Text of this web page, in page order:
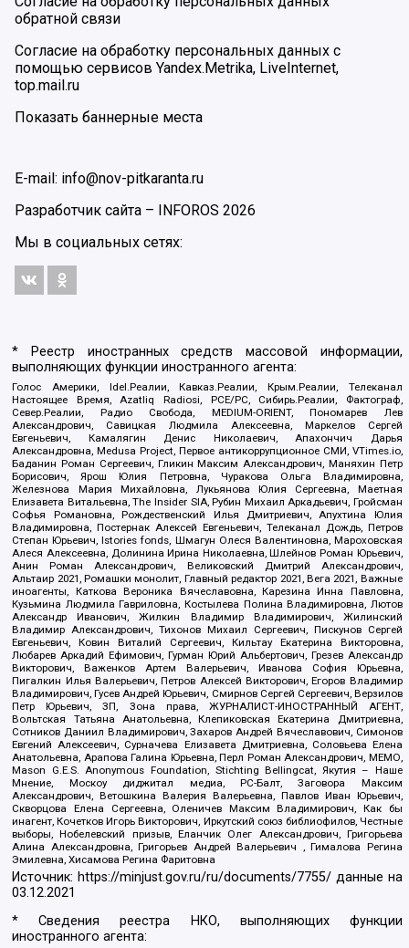
обратной связи
Согласие на обработку персональных данных с
помощью сервисов Yandex.Metrika, LiveInternet,
top.mail.ru
Показать баннерные места
E-mail: info@nov-pitkaranta.ru
Разработчик сайта –
INFOROS 2026
Мы в социальных сетях:
* Реестр иностранных средств массовой информации,
выполняющих функции иностранного агента:
Голос Америки, Idel.Реалии, Кавказ.Реалии, Крым.Реалии, Телеканал
Настоящее Время, Azatliq Radiosi, PCE/PC, Сибирь.Реалии, Фактограф,
Север.Реалии, Радио Свобода, MEDIUM-ORIENT, Пономарев Лев
Александрович, Савицкая Людмила Алексеевна, Маркелов Сергей
Евгеньевич, Камалягин Денис Николаевич, Апахончич Дарья
Александровна, Medusa Project, Первое антикоррупционное СМИ, VTimes.io,
Баданин Роман Сергеевич, Гликин Максим Александрович, Маняхин Петр
Борисович, Ярош Юлия Петровна, Чуракова Ольга Владимировна,
Железнова Мария Михайловна, Лукьянова Юлия Сергеевна, Маетная
Елизавета Витальевна, The Insider SIA, Рубин Михаил Аркадьевич, Гройсман
Софья Романовна, Рождественский Илья Дмитриевич, Апухтина Юлия
Владимировна, Постернак Алексей Евгеньевич, Телеканал Дождь, Петров
Степан Юрьевич, Istories fonds, Шмагун Олеся Валентиновна, Мароховская
Алеся Алексеевна, Долинина Ирина Николаевна, Шлейнов Роман Юрьевич,
Анин Роман Александрович, Великовский Дмитрий Александрович,
Альтаир 2021, Ромашки монолит, Главный редактор 2021, Вега 2021, Важные
иноагенты, Каткова Вероника Вячеславовна, Карезина Инна Павловна,
Кузьмина Людмила Гавриловна, Костылева Полина Владимировна, Лютов
Александр Иванович, Жилкин Владимир Владимирович, Жилинский
Владимир Александрович, Тихонов Михаил Сергеевич, Пискунов Сергей
Евгеньевич, Ковин Виталий Сергеевич, Кильтау Екатерина Викторовна,
Любарев Аркадий Ефимович, Гурман Юрий Альбертович, Грезев Александр
Викторович, Важенков Артем Валерьевич, Иванова София Юрьевна,
Пигалкин Илья Валерьевич, Петров Алексей Викторович, Егоров Владимир
Владимирович, Гусев Андрей Юрьевич, Смирнов Сергей Сергеевич, Верзилов
Петр Юрьевич, ЗП, Зона права, ЖУРНАЛИСТ-ИНОСТРАННЫЙ АГЕНТ,
Вольтская Татьяна Анатольевна, Клепиковская Екатерина Дмитриевна,
Сотников Даниил Владимирович, Захаров Андрей Вячеславович, Симонов
Евгений Алексеевич, Сурначева Елизавета Дмитриевна, Соловьева Елена
Анатольевна, Арапова Галина Юрьевна, Перл Роман Александрович, МЕМО,
Mason G.E.S. Anonymous Foundation, Stichting Bellingcat, Якутия – Наше
Мнение, Москоу диджитал медиа, РС-Балт, Заговора Максим
Александрович, Ветошкина Валерия Валерьевна, Павлов Иван Юрьевич,
Скворцова Елена Сергеевна, Оленичев Максим Владимирович, Как бы
инагент, Кочетков Игорь Викторович, Иркутский союз библиофилов, Честные
выборы, Нобелевский призыв, Еланчик Олег Александрович, Григорьева
Алина Александровна, Григорьев Андрей Валерьевич , Гималова Регина
Эмилевна, Хисамова Регина Фаритовна
Источник: https://minjust.gov.ru/ru/documents/7755/ данные на
03.12.2021
* Сведения реестра НКО, выполняющих функции
иностранного агента: